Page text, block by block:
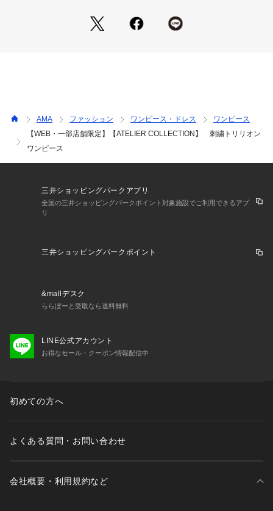
体の素材は経糸にトリアセテート、経糸に再生繊維と、リネン
を打ち込んだ平織素材です。トリアセテートの上品な光沢感と
随所に独創性、こだわり、そして遊びが加わったアイテムの
数々で大人の女性のおしゃれ心をくすぐります。
デザイン、シルエット、素材、ディテール、縫製仕様など豊富
な経験と熟練した技術を持った多くのアルチザン（職人）の手
楽しみください。
こちらの商品は一部店舗とオンラインストア限定商品です。
にオリジナル作成してもらった柄、「Ribbon Medallion」を、
生地と刺繍糸の組み合わせや色にこだわり、１点１点丁寧に仕
立てました。きれいに並んだ今回の「Ribbon Medallion」の刺
AMA ファッション ワンピース・ドレス
ワンピース
【WEB・一部店舗限定】【ATELIER COLLECTION】 刺繍トリリオン
ワンピース
三井ショッピングパークアプリ
全国の三井ショッピングパークポイント対象施設でご利用できるアプ
リ
三井ショッピングパークポイント
&mallデスク
ららぽーと受取なら送料無料
LINE公式アカウント
お得なセール・クーポン情報配信中
初めての方へ
よくある質問・お問い合わせ
会社概要・利用規約など